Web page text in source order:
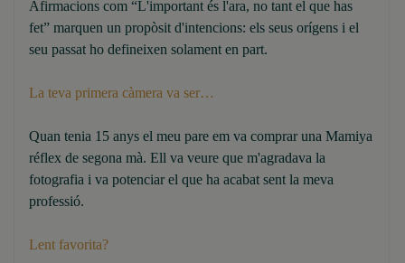
Afirmacions com “L'important és l'ara, no tant el que has
fet” marquen un propòsit d'intencions: els seus orígens i el
seu passat ho defineixen solament en part.
La teva primera càmera va ser…
Quan tenia 15 anys el meu pare em va comprar una Mamiya
réflex de segona mà. Ell va veure que m'agradava la
fotografia i va potenciar el que ha acabat sent la meva
professió.
Lent favorita?